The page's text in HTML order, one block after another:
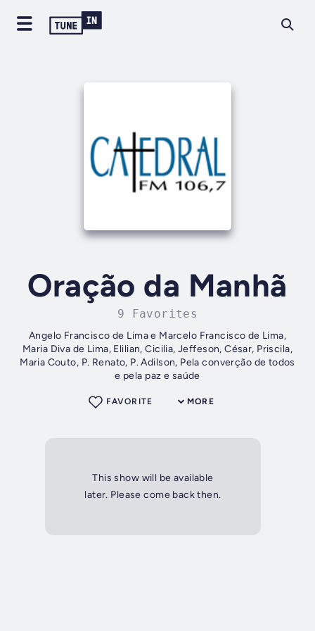
Oração da Manhã
9 Favorites
Angelo Francisco de Lima e Marcelo Francisco de Lima,
Maria Diva de Lima, Elilian, Cicilia, Jeffeson, César, Priscila,
Maria Couto, P. Renato, P. Adilson, Pela converção de todos
e pela paz e saúde
MORE
FAVORITE
This show will be available
later. Please come back then.